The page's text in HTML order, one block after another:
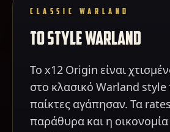
CLASSIC WARLAND
ΤΟ STYLE WARLAND
Το x12 Origin είναι
στο κλασικό Warland
παίκτες αγάπησαν. Τα
παράθυρα και η οικονομία